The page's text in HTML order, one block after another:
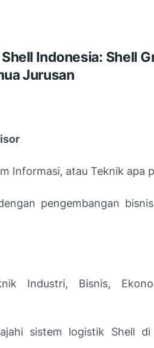
Indonesia: Shell
Jurusan
Informasi, atau Teknik apa
pengembangan
Industri, Bisnis,
sistem logistik Shell di